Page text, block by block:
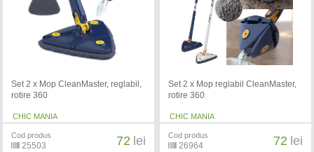
Set 2 x Mop CleanMaster, reglabil,
rotire 360
CHIC MANIA
Cod produs
25503 72 lei
Set 2 x Mop reglabil CleanMaster,
rotire 360
CHIC MANIA
Cod produs
26964 72 lei